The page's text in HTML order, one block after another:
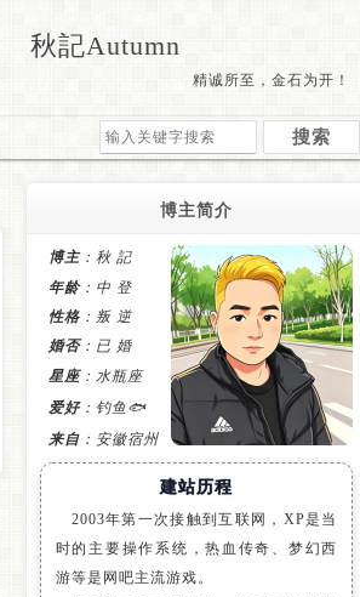
秋記Autumn
精诚所至，金石为开！
博主简介
博主：秋 記
年龄：中 登
性格 ：叛 逆
婚否：已 婚
星座：水瓶座
爱好：钓鱼🐟
来自 ：安徽宿州
建站历程
2003年第一次接触到互联网，XP是当
时的主要操作系统，热血传奇、梦幻西
游等是网吧主流游戏。